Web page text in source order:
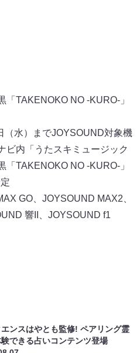
TAKENOKO NO -KURO-」
水）までJOYSOUND対象機
ビ内「うたスキミュージック
TAKENOKO NO -KURO-」
GO、JOYSOUND MAX2、
響II、JOYSOUND f1
ンスはやとも監修! ペアリング霊
できる占いコンテンツ登場